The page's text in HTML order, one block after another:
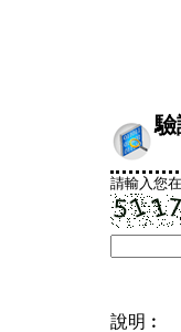
驗
請輸入您
說明︰